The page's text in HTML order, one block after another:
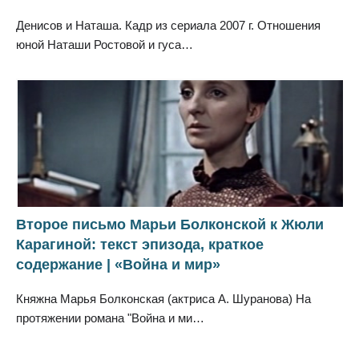
Денисов и Наташа. Кадр из сериала 2007 г. Отношения
юной Наташи Ростовой и гуса…
Второе письмо Марьи Болконской к Жюли
Карагиной: текст эпизода, краткое
содержание | «Война и мир»
Княжна Марья Болконская (актриса А. Шуранова) На
протяжении романа "Война и ми…